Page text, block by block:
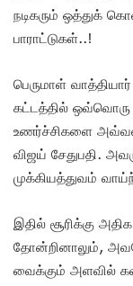
நடிகரும் ஒத்துக்
பாராட்டுகள்..!
பெருமாள்
கட்டத்தில் ஒவ்வொரு
உணர்ச்சிகளை
விஜய் சேதுபதி.
முக்கியத்துவம்
இதில் சூரிக்கு
தோன்றினாலும்,
வைக்கும் அளவில்